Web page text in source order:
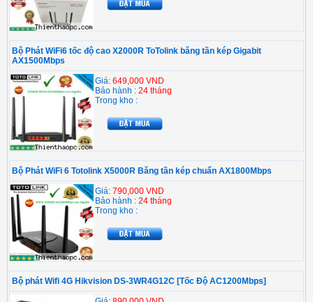
Bộ Phát WiFi6 tốc độ cao X2000R ToTolink băng tần kép Gigabit
AX1500Mbps
Giá: 649,000 VND
Bảo hành : 24 tháng
Trong kho :
Bộ Phát WiFi 6 Totolink X5000R Băng tần kép chuẩn AX1800Mbps
Giá: 790,000 VND
Bảo hành : 24 tháng
Trong kho :
Bộ phát Wifi 4G Hikvision DS-3WR4G12C [Tốc Độ AC1200Mbps]